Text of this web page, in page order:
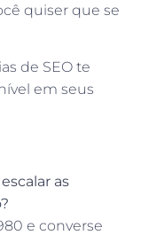
quiser que se
de SEO te
em seus
as
e converse